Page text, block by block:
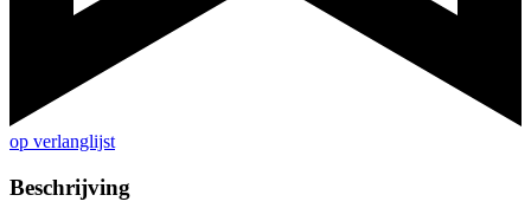
op verlanglijst
Beschrijving